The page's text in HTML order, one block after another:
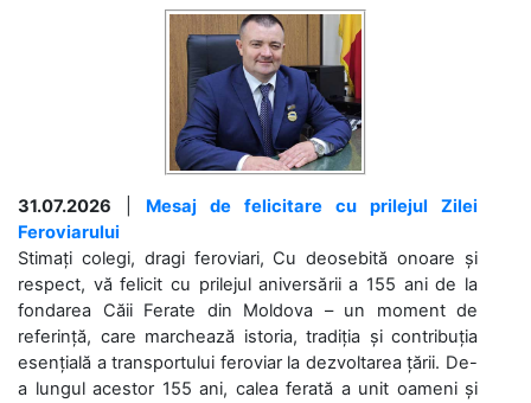
31.07.2026
Mesaj de felicitare cu prilejul Zilei
Feroviarului
Stimați colegi, dragi feroviari, Cu deosebită onoare și
respect, vă felicit cu prilejul aniversării a 155 ani de la
fondarea Căii Ferate din Moldova – un moment de
referință, care marchează istoria, tradiția și contribuția
esențială a transportului feroviar la dezvoltarea țării. De-
a lungul acestor 155 ani, calea ferată a unit oameni și